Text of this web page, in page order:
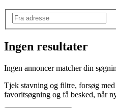
Mercedes
Model:
Vito 111
Ingen resultater
Ingen annoncer matcher din
Tjek stavning og filtre, forsøg
favoritsøgning og få besked, når